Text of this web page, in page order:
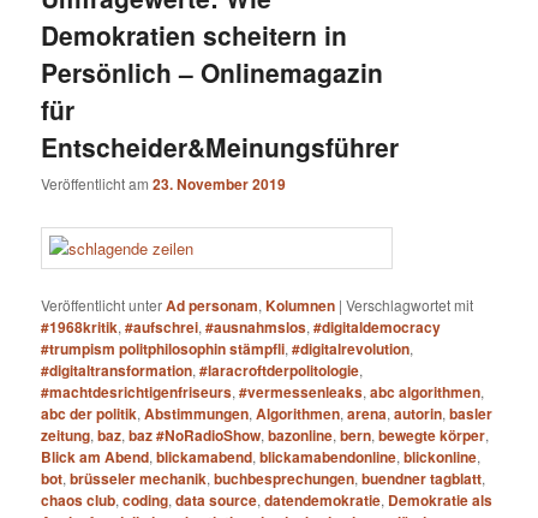
Demokratien scheitern in
Persönlich – Onlinemagazin
für
Entscheider&Meinungsführer
Veröffentlicht am23. November 2019
Veröffentlicht unterAd personam,Kolumnen |Verschlagwortet mit
#1968kritik,#aufschrei,#ausnahmslos,#digitaldemocracy
#trumpism politphilosophin stämpfli,#digitalrevolution,
#digitaltransformation,#laracroftderpolitologie,
#machtdesrichtigenfriseurs,#vermessenleaks,abc algorithmen,
abc der politik,Abstimmungen,Algorithmen,arena,autorin,basler
zeitung,baz,baz #NoRadioShow,bazonline,bern,bewegte körper,
Blick am Abend,blickamabend,blickamabendonline,blickonline,
bot,brüsseler mechanik,buchbesprechungen,buendner tagblatt,
chaos club,coding,data source,datendemokratie, Demokratie als